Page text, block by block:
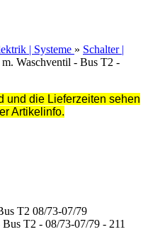
| Systeme » Schalter |
Waschventil - Bus T2 -
und die Lieferzeiten sehen
Artikelinfo.